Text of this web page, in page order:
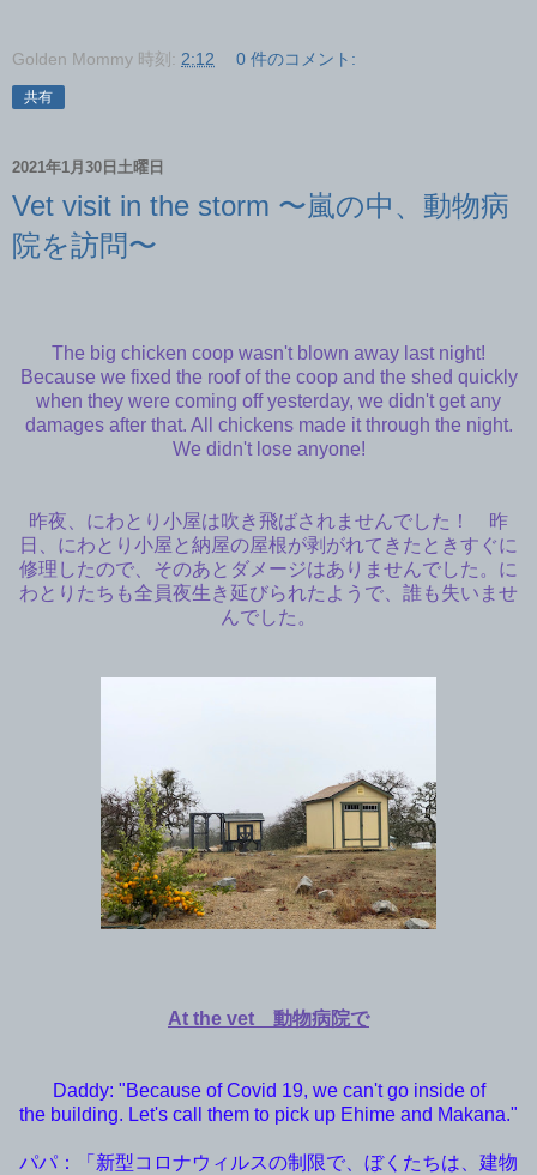
Golden Mommy 時刻: 2:12 0 件のコメント:
共有
2021年1月30日土曜日
Vet visit in the storm 〜嵐の中、動物病
院を訪問〜
The big chicken coop wasn't blown away last night!
Because we fixed the roof of the coop and the shed quickly
when they were coming off yesterday, we didn't get any
damages after that. All chickens made it through the night.
We didn't lose anyone!
昨夜、にわとり小屋は吹き飛ばされませんでした！ 昨
日、にわとり小屋と納屋の屋根が剥がれてきたときすぐに
修理したので、そのあとダメージはありませんでした。に
わとりたちも全員夜生き延びられたようで、誰も失いませ
んでした。
At the vet 動物病院で
Daddy: "Because of Covid 19, we can't go inside of
the building. Let's call them to pick up Ehime and Makana."
パパ：「新型コロナウィルスの制限で、ぼくたちは、建物